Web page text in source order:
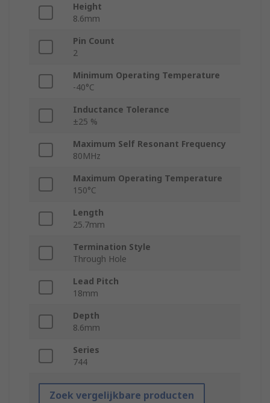
Height
8.6mm
Pin Count
2
Minimum Operating Temperature
-40°C
Inductance Tolerance
±25 %
Maximum Self Resonant Frequency
80MHz
Maximum Operating Temperature
150°C
Length
25.7mm
Termination Style
Through Hole
Lead Pitch
18mm
Depth
8.6mm
Series
744
Zoek vergelijkbare producten